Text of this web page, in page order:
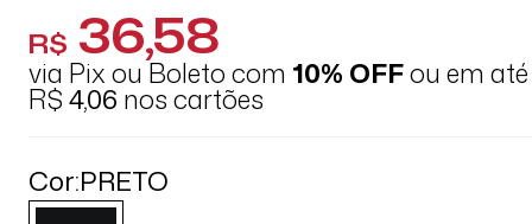
R$ 36,58
via Pix ou Boleto com 10% OFFou em
R$4,06 nos cartões
Cor:PRETO